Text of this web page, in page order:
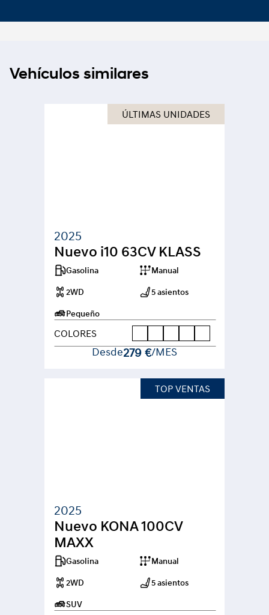
Vehículos similares
ÚLTIMAS UNIDADES
2025
Nuevo i10 63CV KLASS
Gasolina Manual
2WD 5 asientos
Pequeño
COLORES
Desde279 €/MES
TOP VENTAS
2025
Nuevo KONA 100CV
MAXX
Gasolina Manual
2WD 5 asientos
SUV